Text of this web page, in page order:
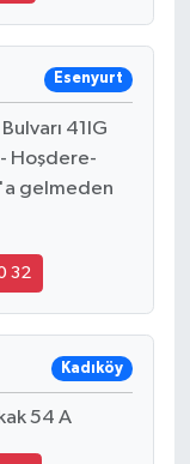
Esenyurt
41IG
Hoşdere-
gelmeden
32
Kadıköy
54 A